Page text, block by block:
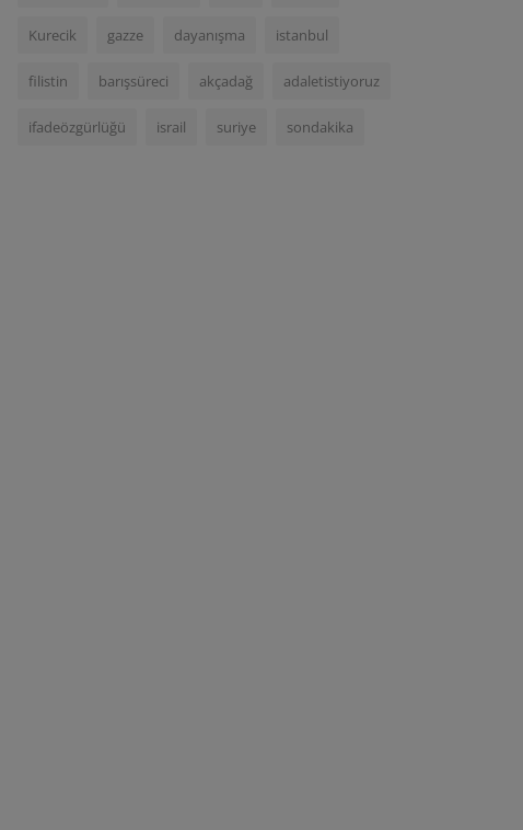
Kurecik gazze dayanışma istanbul
filistin barışsüreci akçadağ adaletistiyoruz
ifadeözgürlüğü israil suriye sondakika